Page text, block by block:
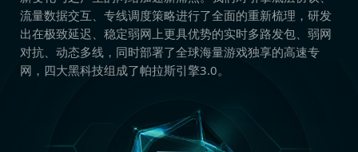
流量数据交互、专线调度策略进行了全面的重新梳理，研发
出在极致延迟、稳定弱网上更具优势的实时多路发包、弱网
对抗、动态多线，同时部署了全球海量游戏独享的高速专
网，四大黑科技组成了帕拉斯引擎3.0。